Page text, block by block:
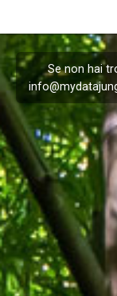
Se non hai